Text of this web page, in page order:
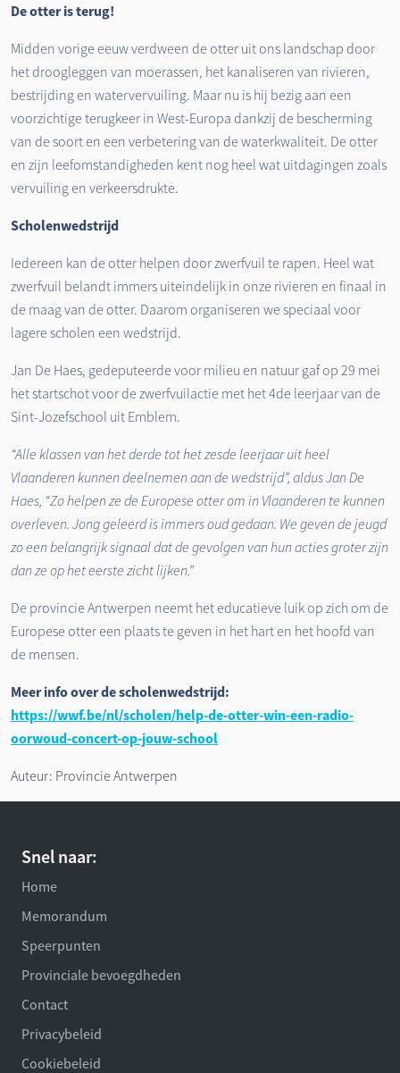
De otter is terug!
Midden vorige eeuw verdween de otter uit ons landschap door
het droogleggen van moerassen, het kanaliseren van rivieren,
bestrijding en watervervuiling. Maar nu is hij bezig aan een
voorzichtige terugkeer in West-Europa dankzij de bescherming
van de soort en een verbetering van de waterkwaliteit. De otter
en zijn leefomstandigheden kent nog heel wat uitdagingen zoals
vervuiling en verkeersdrukte.
Scholenwedstrijd
Iedereen kan de otter helpen door zwerfvuil te rapen. Heel wat
zwerfvuil belandt immers uiteindelijk in onze rivieren en finaal in
de maag van de otter. Daarom organiseren we speciaal voor
lagere scholen een wedstrijd.
Jan De Haes, gedeputeerde voor milieu en natuur gaf op 29 mei
het startschot voor de zwerfvuilactie met het 4de leerjaar van de
Sint-Jozefschool uit Emblem.
“Alle klassen van het derde tot het zesde leerjaar uit heel
Vlaanderen kunnen deelnemen aan de wedstrijd”, aldus Jan De
Haes, “Zo helpen ze de Europese otter om in Vlaanderen te kunnen
overleven. Jong geleerd is immers oud gedaan. We geven de jeugd
zo een belangrijk signaal dat de gevolgen van hun acties groter zijn
dan ze op het eerste zicht lijken.”
De provincie Antwerpen neemt het educatieve luik op zich om de
Europese otter een plaats te geven in het hart en het hoofd van
de mensen.
Meer info over de scholenwedstrijd:
https://wwf.be/nl/scholen/help-de-otter-win-een-radio-
oorwoud-concert-op-jouw-school
Auteur: Provincie Antwerpen
Snel naar:
Home
Memorandum
Speerpunten
Provinciale bevoegdheden
Contact
Privacybeleid
Cookiebeleid